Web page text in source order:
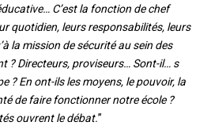
C’est la fonction de chef
quotidien, leurs responsabilités, leurs
la mission de sécurité au sein des
? Directeurs, proviseurs… Sont-il… s
? En ont-ils les moyens, le pouvoir, la
de faire fonctionner notre école ?
ouvrent le débat.”